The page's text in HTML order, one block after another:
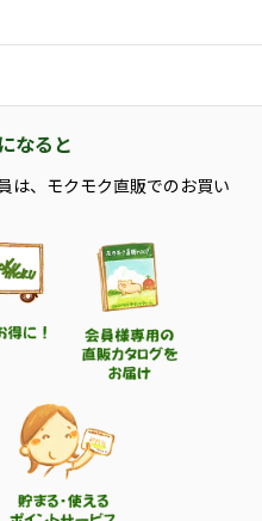
なると
は、モクモク直販でのお買い